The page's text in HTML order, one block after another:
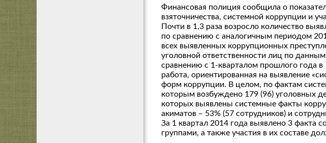
Финансовая полиция сообщила о
взяточничества, системной коррупции и
Почти в 1,3 раза возросло количество
по сравнению с аналогичным периодом
всех выявленных коррупционных
уголовной ответственности лиц по
сравнению с 1-кварталом прошлого года в
работа, ориентированная на выявление
форм коррупции. В целом, по фактам
которым возбуждено 179 (96) уголовных
которых выявлены системные факты
акиматов – 53% (57 сотрудников) и
За 1 квартал 2014 года выявлено 3 факта
группами, а также участия в их составе